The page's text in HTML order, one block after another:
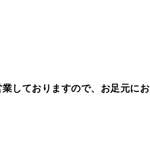
しておりますので、お足元にお